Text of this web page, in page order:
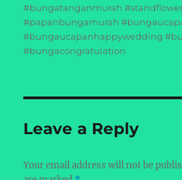
#bungatanganmurah
#papanbungamurah
#bungaucapanhappywedding
#bungacongratulation
Leave a Reply
Your email address will not be